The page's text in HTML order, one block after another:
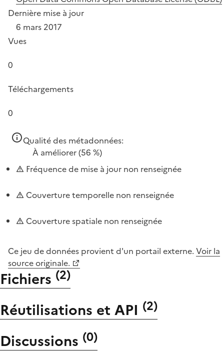
Dernière mise à jour
6 mars 2017
Vues
0
Téléchargements
0
Qualité des métadonnées:
À améliorer(56 %)
Fréquence de mise à jour non renseignée
Couverture temporelle non renseignée
Couverture spatiale non renseignée
Ce jeu de données provient d'un portail externe. Voir la
source originale.
Fichiers (2)
Réutilisations et API (2)
Discussions (0)